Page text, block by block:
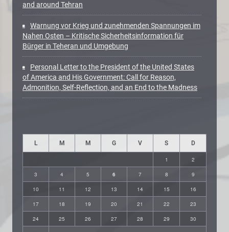
and around Tehran
Warnung vor Krieg und zunehmenden Spannungen im
Nahen Osten – Kritische Sicherheitsinformation für
Bürger in Teheran und Umgebung
Personal Letter to the President of the United States
of America and His Government: Call for Reason,
Admonition, Self-Reflection, and an End to the Madness
L M M G V S D
1 2
3 4 5 6 7 8 9
10 11 12 13 14 15 16
17 18 19 20 21 22 23
24 25 26 27 28 29 30